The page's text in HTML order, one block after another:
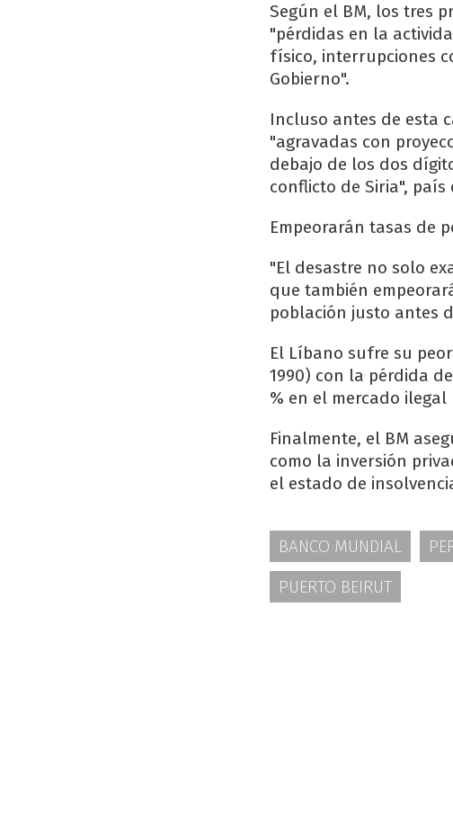
Según el BM, los tres
"pérdidas en la
físico, interrupciones
Gobierno".
Incluso antes de esta
"agravadas con
debajo de los dos
conflicto de Siria", país
Empeorarán tasas de
"El desastre no solo
que también
población justo antes
El Líbano sufre su
1990) con la pérdida
% en el mercado
Finalmente, el BM
como la inversión
el estado de
BANCO MUNDIAL
PUERTO BEIRUT